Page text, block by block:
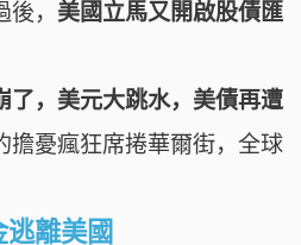
， 美國立馬又開啟股債匯
了，美元大跳水，美債再遭
擔憂瘋狂席捲華爾街，全球
逃離美國